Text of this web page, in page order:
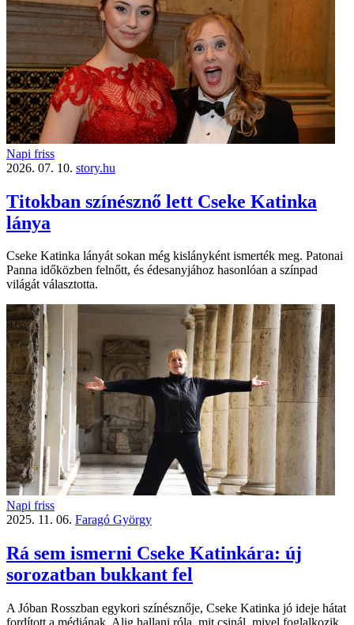
Napi friss
2026. 07. 10. story.hu
Titokban színésznő lett Cseke Katinka
lánya
Cseke Katinka lányát sokan még kislányként ismerték meg. Patonai
Panna időközben felnőtt, és édesanyjához hasonlóan a színpad
világát választotta.
Napi friss
2025. 11. 06. Faragó György
Rá sem ismerni Cseke Katinkára: új
sorozatban bukkant fel
A Jóban Rosszban egykori színésznője, Cseke Katinka jó ideje hátat
fordított a médiának. Alig hallani róla, mit csinál, mivel foglalkozik.